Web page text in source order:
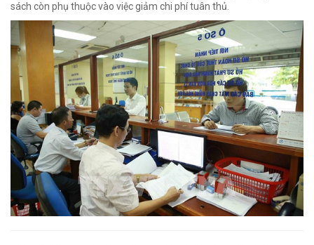
sách còn phụ thuộc vào việc giảm chi phí tuân thủ.